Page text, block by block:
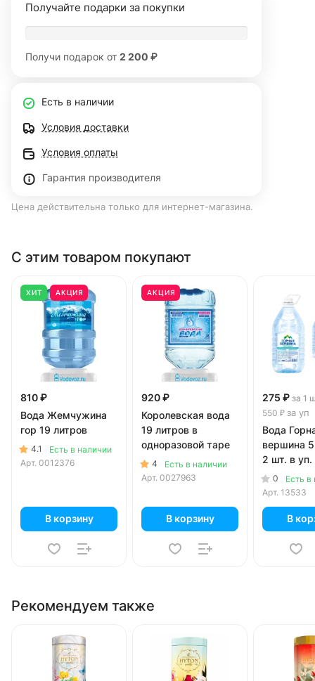
Получайте подарки за покупки
Получи подарок от 2 200 ₽
Есть в наличии
Условия доставки
Условия оплаты
Гарантия производителя
Цена действительна только для интернет-магазина.
С этим товаром покупают
ХИТ АКЦИЯ
810 ₽
Вода Жемчужина
гор 19 литров
4.1
Есть в наличии
Арт. 0012376
В корзину
АКЦИЯ
920 ₽
Королевская вода
19 литров в
одноразовой таре
4
Есть в наличии
Арт. 0027963
В корзину
275 ₽ за 1
550 ₽ за уп
Вода
вершина
2 шт. в уп.
0
Есть в
Арт. 13533
В
Рекомендуем также